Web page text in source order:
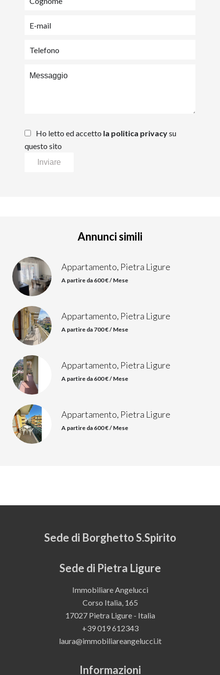
Ho letto ed accetto la politica privacysu
questo sito
Inviare
Annunci simili
Appartamento, Pietra Ligure
A partire da 600 € / Mese
Appartamento, Pietra Ligure
A partire da 700 € / Mese
Appartamento, Pietra Ligure
A partire da 600 € / Mese
Appartamento, Pietra Ligure
A partire da 600 € / Mese
Sede di Borghetto S.Spirito
Sede di Pietra Ligure
Immobiliare Angelucci
Corso Italia, 165
17027 Pietra Ligure - Italia
+39 019 612343
laura@immobiliareangelucci.it
Informazioni